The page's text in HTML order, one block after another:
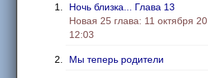
Переполненные чувствами
Повесть о чёрной волчице
Ночь близка... Глава 13
Новая 25 глава: 11 октября
12:03
Мы теперь родители